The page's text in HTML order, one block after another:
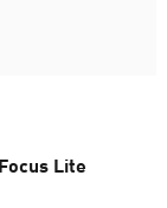
Lite